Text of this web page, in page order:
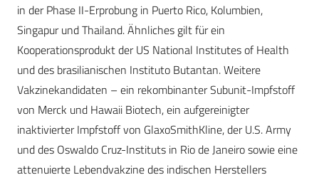
in der Phase II-Erprobung in Puerto Rico, Kolumbien,
Singapur und Thailand. Ähnliches gilt für ein
Kooperationsprodukt der US National Institutes of Health
und des brasilianischen Instituto Butantan. Weitere
Vakzinekandidaten – ein rekombinanter Subunit-Impfstoff
von Merck und Hawaii Biotech, ein aufgereinigter
inaktivierter Impfstoff von GlaxoSmithKline, der U.S. Army
und des Oswaldo Cruz-Instituts in Rio de Janeiro sowie eine
attenuierte Lebendvakzine des indischen Herstellers